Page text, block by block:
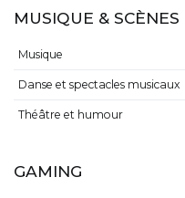
MUSIQUE & SCÈNES
Musique
Danse et spectacles musicaux
Théâtre et humour
GAMING